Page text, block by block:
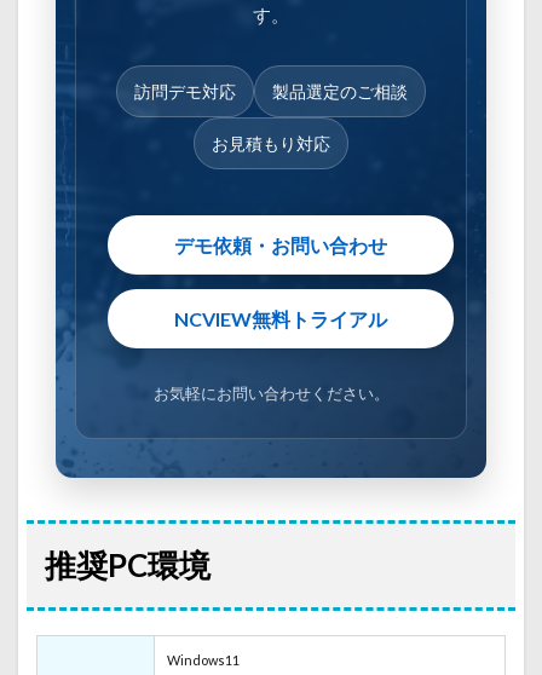
す。
訪問デモ対応 製品選定のご相談
お見積もり対応
デモ依頼・お問い合わせ
NCVIEW無料トライアル
お気軽にお問い合わせください。
推奨PC環境
Windows11